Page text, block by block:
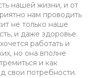
нашей жизни, и от
нам проводить
не только наше
и даже здоровье.
работать и
но она вполне
и как
свои потребности.